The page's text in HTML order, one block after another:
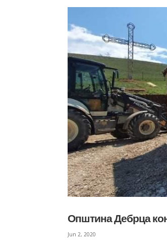
Општина Дебрца
Jun 2, 2020